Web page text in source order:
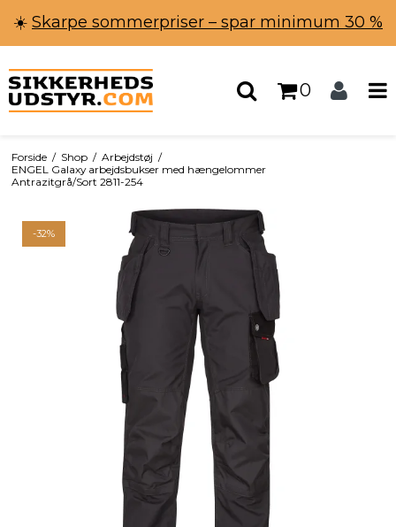
☀️ Skarpe sommerpriser – spar minimum 30 %
0
Forside / Shop / Arbejdstøj /
ENGEL Galaxy arbejdsbukser med hængelommer
Antrazitgrå/Sort 2811-254
-32%